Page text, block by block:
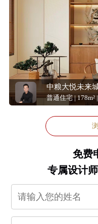
中粮大悦未来
普通住宅 | 178m²
免费
专属设计